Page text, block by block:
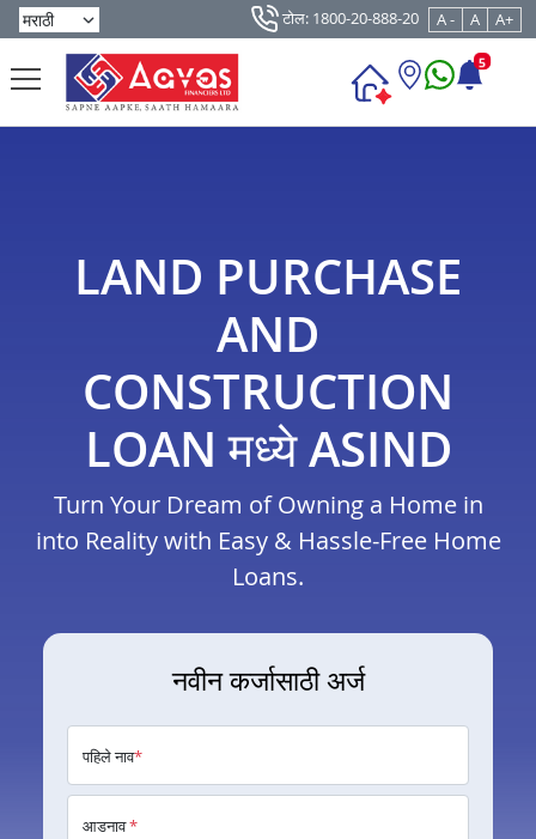
टोल: 1800-20-888-20 A - A A+
5
LAND PURCHASE
AND
CONSTRUCTION
LOAN मध्ये ASIND
Turn Your Dream of Owning a Home in
into Reality with Easy & Hassle-Free Home
Loans.
नवीन कर्जासाठी अर्ज
पहिले नाव*
आडनाव*